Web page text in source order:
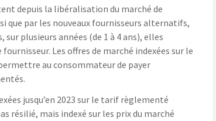
depuis la libéralisation du marché de
que par les nouveaux fournisseurs alternatifs,
plusieurs années (de 1 à 4 ans), elles
Les offres de marché indexées sur le
au consommateur de payer
jusqu’en 2023 sur le tarif règlementé
résilié, mais indexé sur les prix du marché